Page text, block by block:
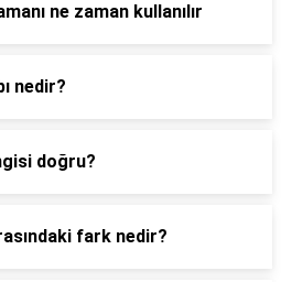
ne zaman kullanılır
nedir?
doğru?
fark nedir?